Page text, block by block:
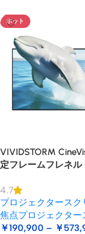
ホット
VIVIDSTORM
定フレームフレネル
4.7
プロジェクタースク
焦点プロジェクター
￥190,900 – ￥